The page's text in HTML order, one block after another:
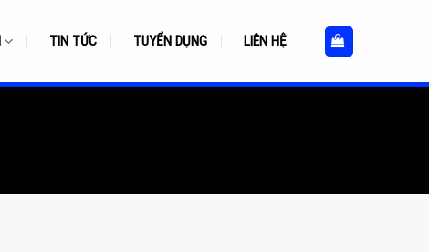
TIN TỨC TUYỂN DỤNG LIÊN HỆ